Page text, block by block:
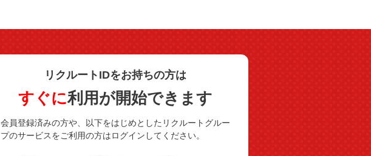
リクルートIDをお持ちの方は
すぐに利用が開始できます
会員登録済みの方や、以下をはじめとしたリクルートグルー
プのサービスをご利用の方はログインしてください。